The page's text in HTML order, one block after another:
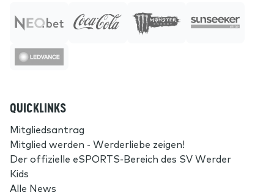
QUICKLINKS
Mitgliedsantrag
Mitglied werden - Werderliebe zeigen!
Der offizielle eSPORTS-Bereich des SV Werder
Kids
Alle News